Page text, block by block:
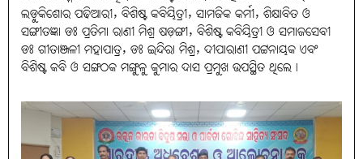
ଲଡ଼ୁକିଶୋର ପଢିଆରୀ, ବିଶିଷ୍ଟ କବିୟିତ୍ରୀ, ସାମଜିକ କର୍ମୀ, ଶିକ୍ଷାବିତ ଓ
ସଙ୍ଗୀତଜ୍ଞା ଡଃ ପ୍ରତିମା ରାଣୀ ମିଶ୍ର ଷଡ଼ଙ୍ଗୀ, ବିଶିଷ୍ଟ କବିୟିତ୍ରୀ ଓ ସମାଜସେବୀ
ଡଃ ଗୀତାଞ୍ଜଳୀ ମହାପାତ୍ର, ଡଃ ଇନ୍ଦିରା ମିଶ୍ର, ଦୀପାରାଣୀ ପଟ୍ଟନାୟକ ଏବଂ
ବିଶିଷ୍ଟ କବି ଓ ସଙ୍ଗଠକ ମଙ୍ଗୁଳୁ କୁମାର ଦାସ ପ୍ରମୁଖ ଉପସ୍ଥିତ ଥିଲେ।